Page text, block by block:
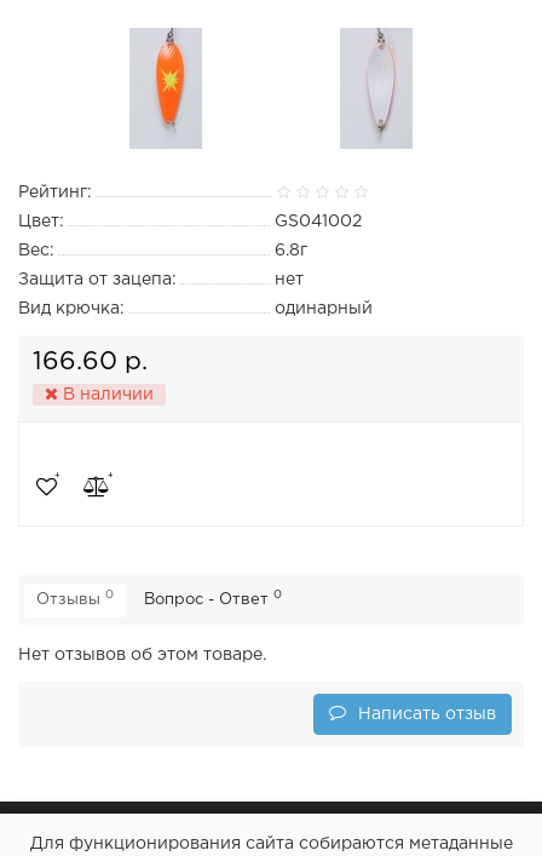
Рейтинг:
Цвет:
GS041002
Вес:
6.8г
Защита от зацепа:
нет
Вид крючка:
одинарный
166.60 р.
В наличии
Отзывы 0 Вопрос - Ответ 0
Нет отзывов об этом товаре.
Написать отзыв
Для функционирования сайта собираются метаданные